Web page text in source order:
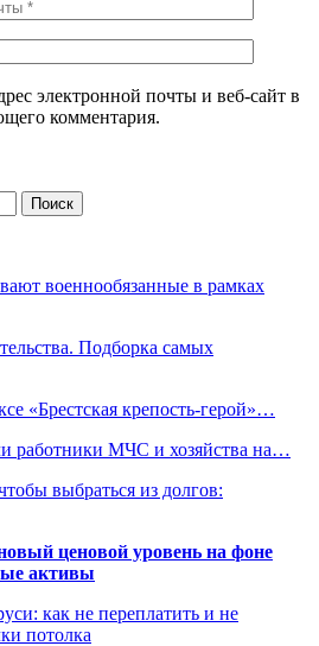
электронной почты и веб-сайт в
комментария.
военнообязанные в рамках
Подборка самых
«Брестская крепость-герой»…
работники МЧС и хозяйства на…
выбраться из долгов:
ценовой уровень на фоне
активы
как не переплатить и не
потолка